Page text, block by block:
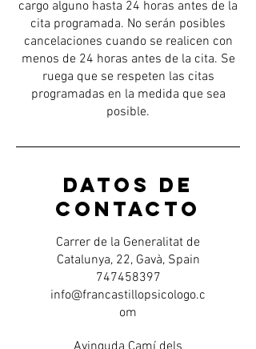
cargo alguno hasta 24 horas antes de la
cita programada. No serán posibles
cancelaciones cuando se realicen con
menos de 24 horas antes de la cita. Se
ruega que se respeten las citas
programadas en la medida que sea
posible.
Datos de
contacto
Carrer de la Generalitat de
Catalunya, 22, Gavà, Spain
747458397
info@francastillopsicologo.c
om